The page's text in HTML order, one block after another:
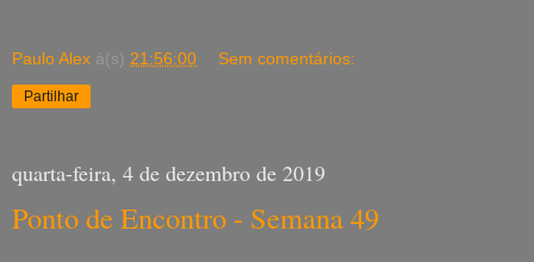
Paulo Alex à(s) 21:56:00 Sem comentários:
Partilhar
quarta-feira, 4 de dezembro de 2019
Ponto de Encontro - Semana 49